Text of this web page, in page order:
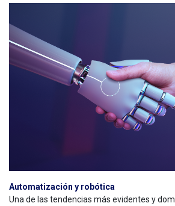
Automatización y robótica
Una de las tendencias más evidentes y